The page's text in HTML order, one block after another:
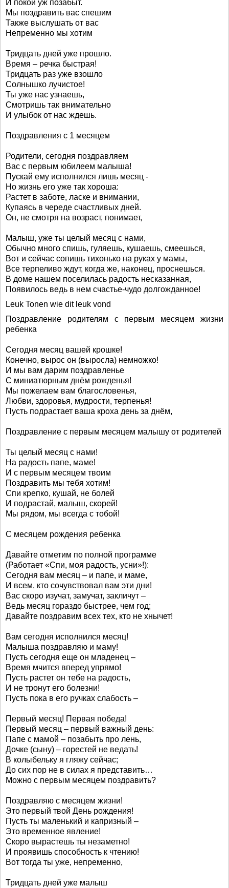
И покой уж позабыт.
Мы поздравить вас спешим
Также выслушать от вас
Непременно мы хотим
Тридцать дней уже прошло.
Время – речка быстрая!
Тридцать раз уже взошло
Солнышко лучистое!
Ты уже нас узнаешь,
Смотришь так внимательно
И улыбок от нас ждешь.
Поздравления с 1 месяцем
Родители, сегодня поздравляем
Вас с первым юбилеем малыша!
Пускай ему исполнился лишь месяц -
Но жизнь его уже так хороша:
Растет в заботе, ласке и внимании,
Купаясь в череде счастливых дней.
Он, не смотря на возраст, понимает,
Малыш, уже ты целый месяц с нами,
Обычно много спишь, гуляешь, кушаешь, смеешься,
Вот и сейчас сопишь тихонько на руках у мамы,
Все терпеливо ждут, когда же, наконец, проснешься.
В доме нашем поселилась радость несказанная,
Появилось ведь в нем счастье-чудо долгожданное!
Leuk Tonen wie dit leuk vond
Поздравление родителям с первым месяцем жизни
ребенка
Сегодня месяц вашей крошке!
Конечно, вырос он (выросла) немножко!
И мы вам дарим поздравленье
С миниатюрным днём рожденья!
Мы пожелаем вам благословенья,
Любви, здоровья, мудрости, терпенья!
Пусть подрастает ваша кроха день за днём,
Поздравление с первым месяцем малышу от родителей
Ты целый месяц с нами!
На радость папе, маме!
И с первым месяцем твоим
Поздравить мы тебя хотим!
Спи крепко, кушай, не болей
И подрастай, малыш, скорей!
Мы рядом, мы всегда с тобой!
С месяцем рождения ребенка
Давайте отметим по полной программе
(Работает «Спи, моя радость, усни»!):
Сегодня вам месяц – и папе, и маме,
И всем, кто сочувствовал вам эти дни!
Вас скоро изучат, замучат, закличут –
Ведь месяц гораздо быстрее, чем год;
Давайте поздравим всех тех, кто не хнычет!
Вам сегодня исполнился месяц!
Малыша поздравляю и маму!
Пусть сегодня еще он младенец –
Время мчится вперед упрямо!
Пусть растет он тебе на радость,
И не тронут его болезни!
Пусть пока в его ручках слабость –
Первый месяц! Первая победа!
Первый месяц – первый важный день:
Папе с мамой – позабыть про лень,
Дочке (сыну) – горестей не ведать!
В колыбельку я гляжу сейчас;
До сих пор не в силах я представить…
Можно с первым месяцем поздравить?
Поздравляю с месяцем жизни!
Это первый твой День рождения!
Пусть ты маленький и капризный –
Это временное явление!
Скоро вырастешь ты незаметно!
И проявишь способность к чтению!
Вот тогда ты уже, непременно,
Тридцать дней уже малыш